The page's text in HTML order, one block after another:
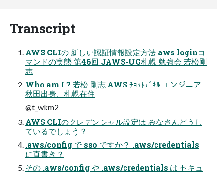
Transcript
AWS CLIの 新しい認証情報設定方法 aws loginコ
マンドの実態 第46回 JAWS-UG札幌 勉強会 若松剛
志
Who am I ? 若松 剛志 AWS ﾁｮｯﾄﾃﾞｷﾙ エンジニア
秋田出身、札幌在住
@t_wkm2
AWS CLIのクレデンシャル設定は みなさんどうし
ているでしょう？
.aws/config で sso ですか？ .aws/credentials
に直書き？
その .aws/config や .aws/credentials は セキュ